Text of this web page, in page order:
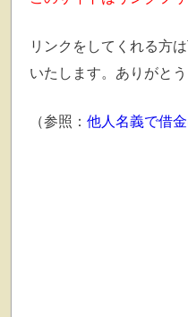
リンクをしてくれる方
いたします。ありがとう
（参照： 他人名義で借